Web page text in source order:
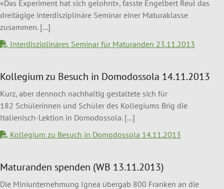
«Das Experiment hat sich gelohnt», fasste Engelbert Reul das
dreitägige interdisziplinäre Seminar einer Maturaklasse
zusammen. [...]
Interdisziplinäres Seminar für Maturanden 23.11.2013
Kollegium zu Besuch in Domodossola 14.11.2013
Kurz, aber dennoch nachhaltig gestaltete sich für
182 Schülerinnen und Schüler des Kollegiums Brig die
Italienisch-Lektion in Domodossola. [...]
Kollegium zu Besuch in Domodossola 14.11.2013
Maturanden spenden (WB 13.11.2013)
Die Miniunternehmung Ignea übergab 800 Franken an die